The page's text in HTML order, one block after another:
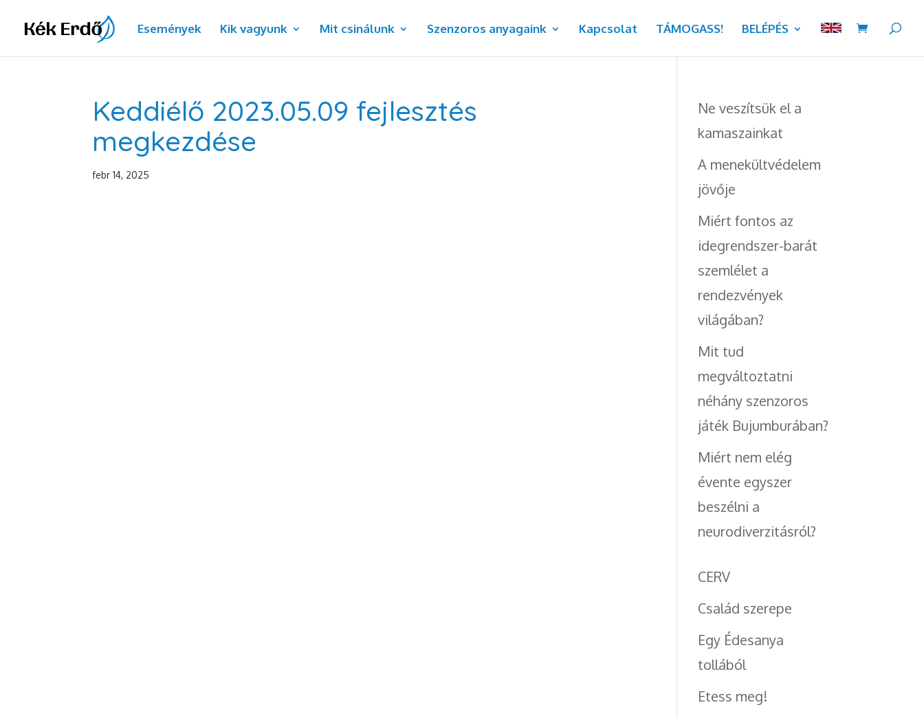
Események Kik vagyunk Mit csinálunk Szenzoros anyagaink Kapcsolat TÁMOGASS! BELÉPÉS
Keddiélő 2023.05.09 fejlesztés
megkezdése
febr 14, 2025
Ne veszítsük el a
kamaszainkat
A menekültvédelem
jövője
Miért fontos az
idegrendszer-barát
szemlélet a
rendezvények
világában?
Mit tud
megváltoztatni
néhány szenzoros
játék Bujumburában?
Miért nem elég
évente egyszer
beszélni a
neurodiverzitásról?
CERV
Család szerepe
Egy Édesanya
tollából
Etess meg!